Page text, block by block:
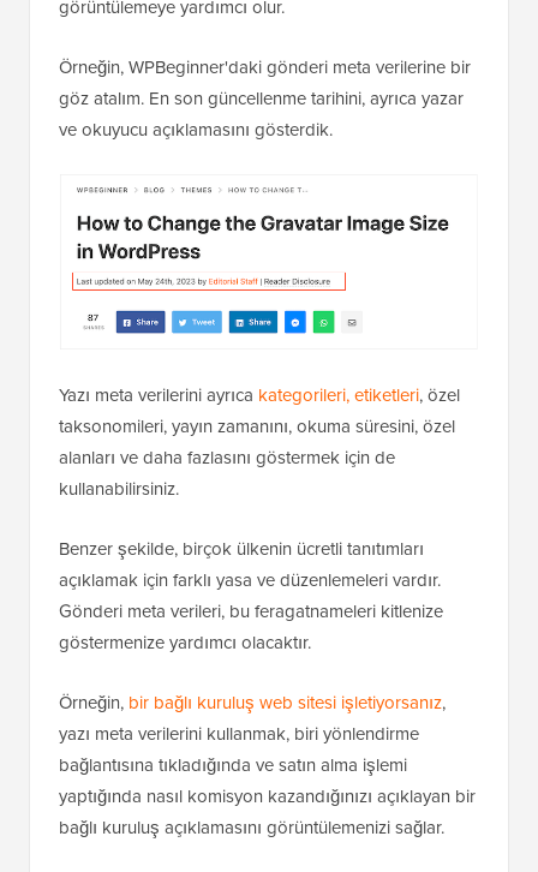
görüntülemeye yardımcı olur.
Örneğin, WPBeginner'daki gönderi meta verilerine bir
göz atalım. En son güncellenme tarihini, ayrıca yazar
ve okuyucu açıklamasını gösterdik.
Yazı meta verilerini ayrıca kategorileri, etiketleri, özel
taksonomileri, yayın zamanını, okuma süresini, özel
alanları ve daha fazlasını göstermek için de
kullanabilirsiniz.
Benzer şekilde, birçok ülkenin ücretli tanıtımları
açıklamak için farklı yasa ve düzenlemeleri vardır.
Gönderi meta verileri, bu feragatnameleri kitlenize
göstermenize yardımcı olacaktır.
Örneğin, bir bağlı kuruluş web sitesi işletiyorsanız,
yazı meta verilerini kullanmak, biri yönlendirme
bağlantısına tıkladığında ve satın alma işlemi
yaptığında nasıl komisyon kazandığınızı açıklayan bir
bağlı kuruluş açıklamasını görüntülemenizi sağlar.